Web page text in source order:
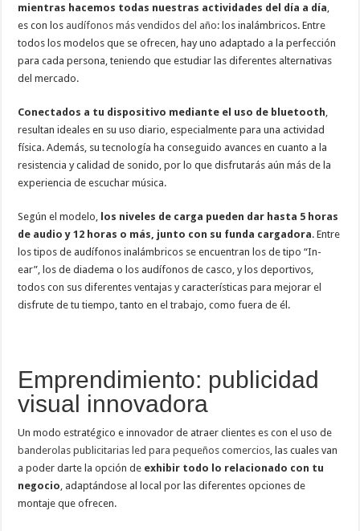
mientras hacemos todas nuestras actividades del día a día
es con los audífonos más vendidos del año: los inalámbricos. Entre
todos los modelos que se ofrecen, hay uno adaptado a la perfección
para cada persona, teniendo que estudiar las diferentes alternativas
del mercado.
Conectados a tu dispositivo mediante el uso de bluetooth
resultan ideales en su uso diario, especialmente para una actividad
física. Además, su tecnología ha conseguido avances en cuanto a la
resistencia y calidad de sonido, por lo que disfrutarás aún más de la
experiencia de escuchar música.
Según el modelo,
los niveles de carga pueden dar hasta 5 horas
de audio y 12 horas o más, junto con su funda cargadora. Entre
los tipos de audífonos inalámbricos se encuentran los de tipo “In-
ear”, los de diadema o los audífonos de casco, y los deportivos,
todos con sus diferentes ventajas y características para mejorar el
disfrute de tu tiempo, tanto en el trabajo, como fuera de él.
Emprendimiento: publicidad
visual innovadora
Un modo estratégico e innovador de atraer clientes es con el uso de
banderolas publicitarias led para pequeños comercios , las cuales van
a poder darte la opción de exhibir todo lo relacionado con tu
negocio , adaptándose al local por las diferentes opciones de
montaje que ofrecen.